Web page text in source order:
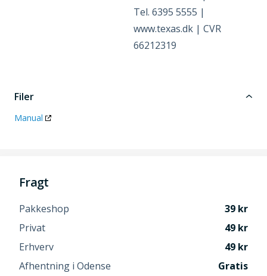
Tel. 6395 5555 |
www.texas.dk | CVR
66212319
Filer
Manual
Fragt
Pakkeshop
39
Privat
49
Erhverv
49
Afhentning i Odense
Gratis